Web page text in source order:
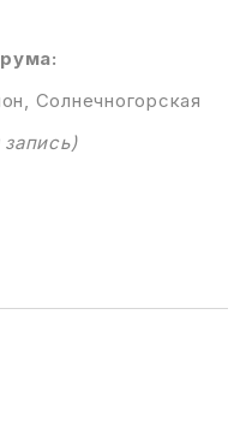
Солнечногорская